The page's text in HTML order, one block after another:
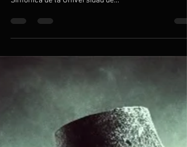
21 oct 2024
1 min de lectura
"EL SOMBRERÓN" POR LA UNM
SYMPHONY ORCHESTRA, Nov. 14,
La escalofriante obra para orquesta sinfónica
¨El Sombrerón¨, será interpretada por La Orquesta
Sinfónica de la Universidad de...